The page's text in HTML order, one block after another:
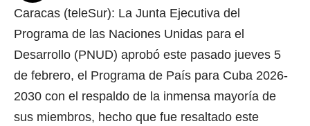
Caracas (teleSur): La Junta Ejecutiva del
Programa de las Naciones Unidas para el
Desarrollo (PNUD) aprobó este pasado jueves 5
de febrero, el Programa de País para Cuba 2026-
2030 con el respaldo de la inmensa mayoría de
sus miembros, hecho que fue resaltado este